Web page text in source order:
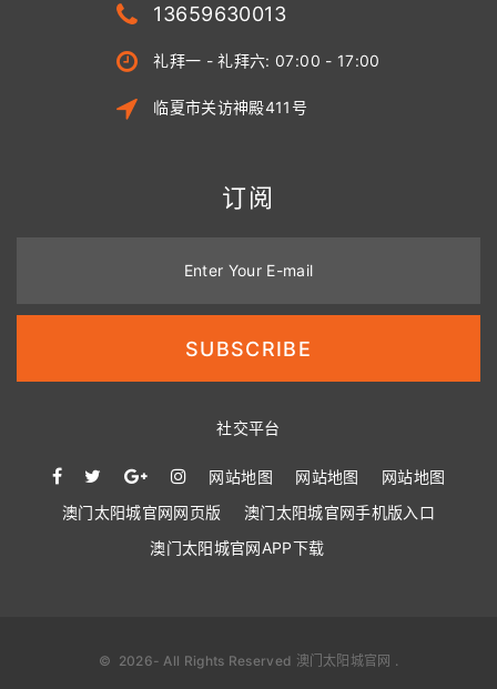
13659630013
礼拜一 - 礼拜六: 07:00 - 17:00
临夏市关访神殿411号
订阅
Enter Your E-mail
SUBSCRIBE
社交平台
网站地图 网站地图
网站地图
澳门太阳城官网网页版
澳门太阳城官网手机版入口
澳门太阳城官网APP下载
© 2026- All Rights Reserved 澳门太阳城官网 .